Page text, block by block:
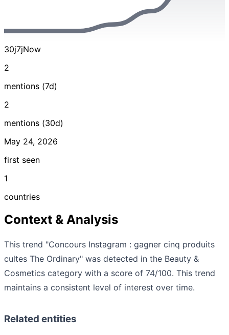
30j7jNow
2
mentions (7d)
2
mentions (30d)
May 24, 2026
first seen
1
countries
Context & Analysis
This trend "Concours Instagram : gagner cinq produits
cultes The Ordinary" was detected in the Beauty &
Cosmetics category with a score of 74/100. This trend
maintains a consistent level of interest over time.
Related entities